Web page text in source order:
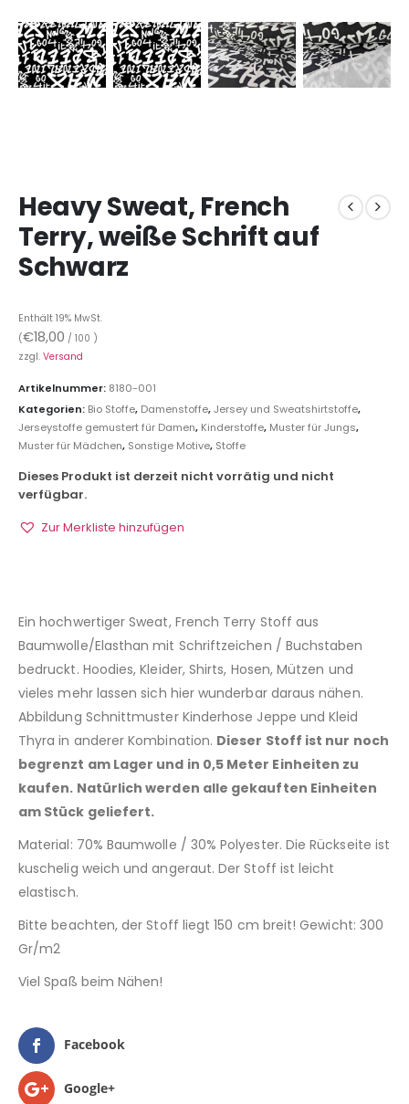
Heavy Sweat, French
Terry, weiße Schrift auf
Schwarz
Enthält 19% MwSt.
(€18,00 / 100 )
zzgl. Versand
Artikelnummer: 8180-001
Kategorien: Bio Stoffe, Damenstoffe,Jersey und Sweatshirtstoffe,
Jerseystoffe gemustert für Damen, Kinderstoffe, Muster für Jungs,
Muster für Mädchen, Sonstige Motive, Stoffe
Dieses Produkt ist derzeit nicht vorrätig und nicht
verfügbar.
Zur Merkliste hinzufügen
Ein hochwertiger Sweat, French Terry Stoff aus
Baumwolle/Elasthan mit Schriftzeichen / Buchstaben
bedruckt. Hoodies, Kleider, Shirts, Hosen, Mützen und
vieles mehr lassen sich hier wunderbar daraus nähen.
Abbildung Schnittmuster Kinderhose Jeppe und Kleid
Thyra in anderer Kombination. Dieser Stoff ist nur noch
begrenzt am Lager und in 0,5 Meter Einheiten zu
kaufen. Natürlich werden alle gekauften Einheiten
am Stück geliefert.
Material: 70% Baumwolle / 30% Polyester. Die Rückseite ist
kuschelig weich und angeraut. Der Stoff ist leicht
elastisch.
Bitte beachten, der Stoff liegt 150 cm breit! Gewicht: 300
Gr/m2
Viel Spaß beim Nähen!
Facebook
Google+